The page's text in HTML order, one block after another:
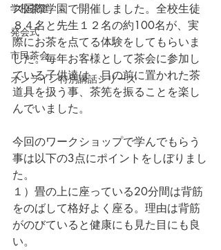
学校茶道
発会式
市民茶会
オンライン特別講話シリーズ
ズ国際学園で開催しました。全校生徒
８４名と先生１２名の約100名が、実
際にお茶を点てる体験をしてもらいま
した。毎年お客様として茶会に参加し
ている子供達は、目の前に置かれた茶
道具を扱う事、茶筅を振ることを楽し
んでいました。
今回のワークショップで学んでもらう
事は以下の3点にポイントをしぼりまし
た。
１）畳の上に座っている20分間は背筋
をのばして格好よく座る。理由は背筋
がのびていると健康にも見た目にも良
い。